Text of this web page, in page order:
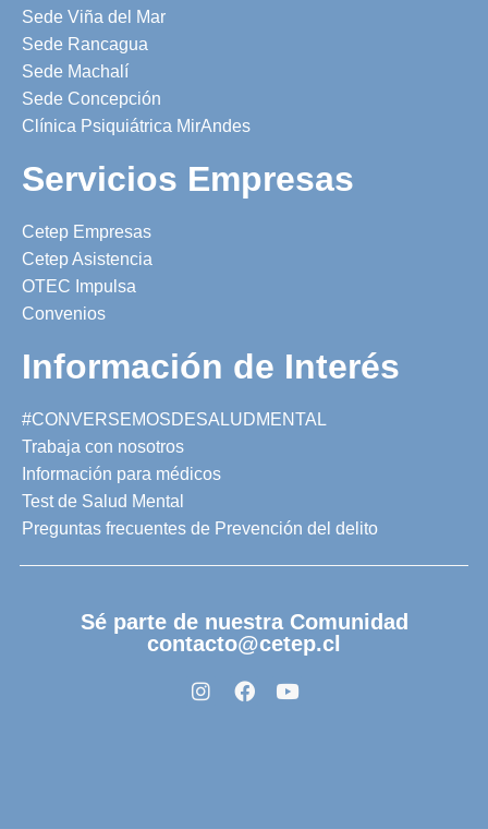
Sede Viña del Mar
Sede Rancagua
Sede Machalí
Sede Concepción
Clínica Psiquiátrica MirAndes
Servicios Empresas
Cetep Empresas
Cetep Asistencia
OTEC Impulsa
Convenios
Información de Interés
#CONVERSEMOSDESALUDMENTAL
Trabaja con nosotros
Información para médicos
Test de Salud Mental
Preguntas frecuentes de Prevención del delito
Sé parte de nuestra Comunidad
contacto@cetep.cl